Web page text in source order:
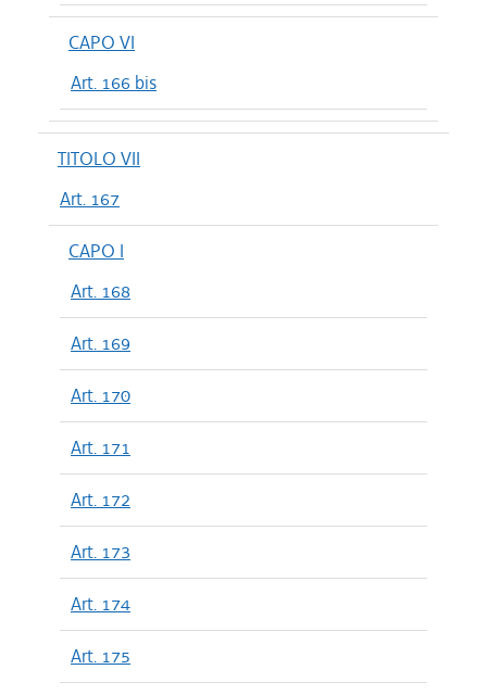
CAPO VI
Art. 166 bis
TITOLO VII
Art. 167
CAPO I
Art. 168
Art. 169
Art. 170
Art. 171
Art. 172
Art. 173
Art. 174
Art. 175